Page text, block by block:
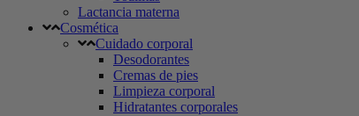
Lactancia materna
Cosmética
Cuidado corporal
Desodorantes
Cremas de pies
Limpieza corporal
Hidratantes corporales